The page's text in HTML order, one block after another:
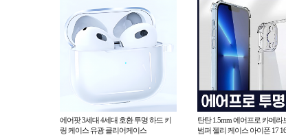
에어팟 3세대 4세대 호환 투명 하드 키
링 케이스 유광 클리어케이스
탄탄 1.5mm 에어프로 카메라
범퍼 젤리 케이스 아이폰 17